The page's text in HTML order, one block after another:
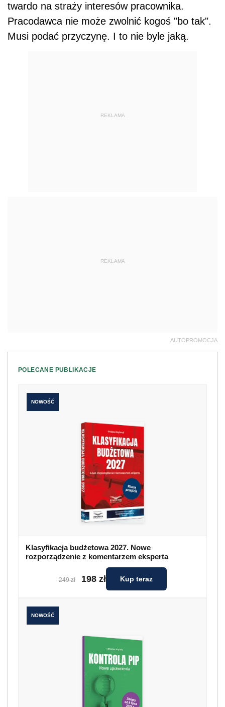
twardo na straży interesów pracownika.
Pracodawca nie może zwolnić kogoś "bo tak".
Musi podać przyczynę. I to nie byle jaką.
REKLAMA
REKLAMA
AUTOPROMOCJA
POLECANE PUBLIKACJE
NOWOŚĆ
Klasyfikacja budżetowa 2027. Nowe
rozporządzenie z komentarzem eksperta
249 zł 198 zł Kup teraz
NOWOŚĆ